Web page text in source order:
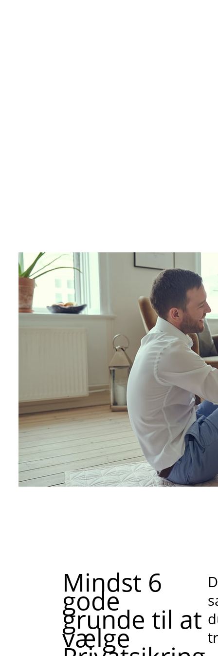
Mindst 6
gode
grunde til at
vælge